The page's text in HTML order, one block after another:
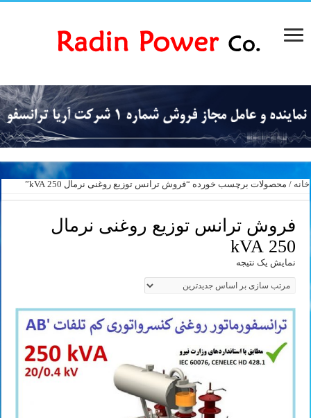
خانه / محصولات برچسب خورده “فروش ترانس توزیع روغنی نرمال 250 kVA”
فروش ترانس توزیع روغنی نرمال
250 kVA
نمایش یک نتیجه